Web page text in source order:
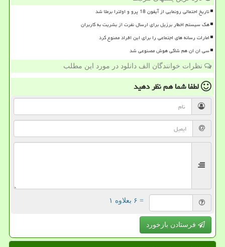
تاریخ احتمالی رونمایی از آیفون 18 پرو و اولترا برملا شد
هک سیستم اخطار برزیل برای ارسال نفرت از بشریت به کاربران
امارات رسانه های اجتماعی را برای این افراد ممنوع کرد
سی ان ان هم شاکی هوش مصنوعی شد
نظرات خوانندگان الف دانلود در مورد این مطلب
لطفا شما همنظر دهید
= ۶ بعلاوه ۱
فرستادن بازخورد